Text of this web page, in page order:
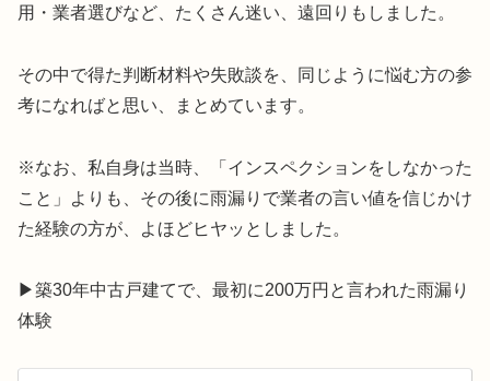
用・業者選びなど、たくさん迷い、遠回りもしました。
その中で得た判断材料や失敗談を、同じように悩む方の参
考になればと思い、まとめています。
※なお、私自身は当時、「インスペクションをしなかった
こと」よりも、その後に雨漏りで業者の言い値を信じかけ
た経験の方が、よほどヒヤッとしました。
▶築30年中古戸建てで、最初に200万円と言われた雨漏り
体験